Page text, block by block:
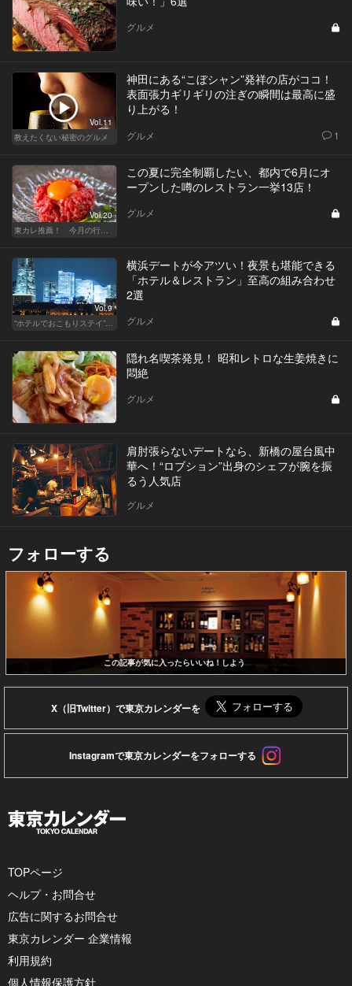
グルメ
Vol.11
教えたくない秘密のグルメ
神田にある“こぼシャン”発祥の店がココ！
表面張力ギリギリの注ぎの瞬間は最高に盛
り上がる！
グルメ 1
Vol.20
東カレ推薦！ 今月の行くべき店
この夏に完全制覇したい、都内で6月にオ
ープンした噂のレストラン一挙13店！
グルメ
Vol.9
“ホテルでおこもりステイ”が大人デートに最高の選択だ
横浜デートが今アツい！夜景も堪能できる
「ホテル＆レストラン」至高の組み合わせ
2選
グルメ
隠れ名喫茶発見！ 昭和レトロな生姜焼きに
悶絶
グルメ
肩肘張らないデートなら、新橋の屋台風中
華へ！“ロブション”出身のシェフが腕を振
るう人気店
グルメ
フォローする
この記事が気に入ったらいいね！しよう
X（旧Twitter）で東京カレンダーを
Instagramで東京カレンダーをフォローする
TOPページ
ヘルプ・お問合せ
広告に関するお問合せ
東京カレンダー 企業情報
利用規約
個人情報保護方針